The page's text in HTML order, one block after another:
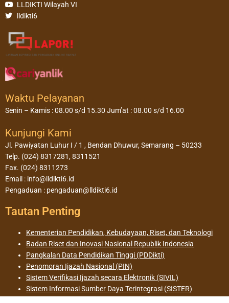
LLDIKTI Wilayah VI
lldikti6
Waktu Pelayanan
Senin – Kamis : 08.00 s/d 15.30 Jum’at : 08.00 s/d 16.00
Kunjungi Kami
Jl. Pawiyatan Luhur I / 1 , Bendan Dhuwur, Semarang – 50233
Telp. (024) 8317281, 8311521
Fax. (024) 8311273
Email : info@lldikti6.id
Pengaduan : pengaduan@lldikti6.id
Tautan Penting
Kementerian Pendidikan, Kebudayaan, Riset, dan Teknologi
Badan Riset dan Inovasi Nasional Republik Indonesia
Pangkalan Data Pendidikan Tinggi (PDDikti)
Penomoran Ijazah Nasional (PIN)
Sistem Verifikasi Ijazah secara Elektronik (SIVIL)
Sistem Informasi Sumber Daya Terintegrasi (SISTER)